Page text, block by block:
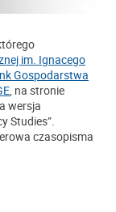
im. Ignacego
Gospodarstwa
, na stronie
wersja
Studies”.
czasopisma